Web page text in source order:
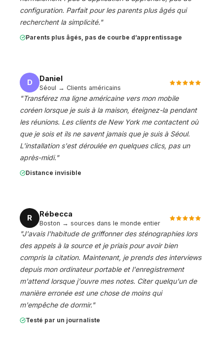
configuration. Parfait pour les parents plus âgés qui
recherchent la simplicité."
Parents plus âgés, pas de courbe d’apprentissage
D Daniel
Séoul → Clients américains
"Transférez ma ligne américaine vers mon mobile
coréen lorsque je suis à la maison, éteignez-la pendant
les réunions. Les clients de New York me contactent où
que je sois et ils ne savent jamais que je suis à Séoul.
L'installation s'est déroulée en quelques clics, pas un
après-midi."
Distance invisible
R Rébecca
Boston → sources dans le monde entier
"J'avais l'habitude de griffonner des sténographies lors
des appels à la source et je priais pour avoir bien
compris la citation. Maintenant, je prends des interviews
depuis mon ordinateur portable et l'enregistrement
m'attend lorsque j'ouvre mes notes. Citer quelqu'un de
manière erronée est une chose de moins qui
m'empêche de dormir."
Testé par un journaliste